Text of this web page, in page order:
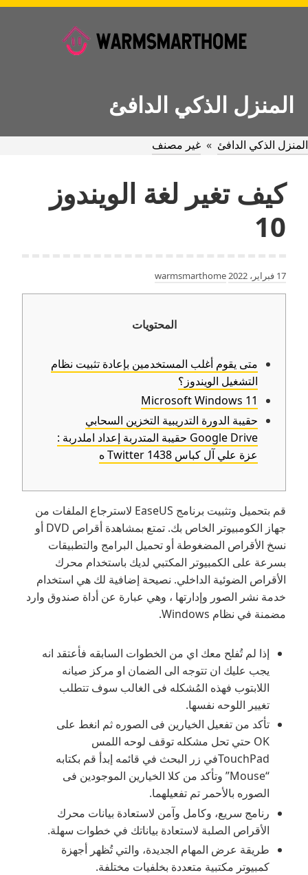
Skip
المنزل الذكي الدافئ
المنزل الذكي الدافئ » غير مصنف
كيف تغير لغة الويندوز
10
17 فبراير، 2022 warmsmarthome
المحتويات
متى يقوم أغلب المستخدمين بإعادة تثبيت نظام
التشغيل الويندوز؟
Microsoft Windows 11
حقيبة الدورة التدريبية التخزين السحابي
Google Drive حقيبة المتدربة إعداد املدربة :
عزة علي آل كباس Twitter 1438 ه
قم بتحميل وتثبيت برنامج EaseUS لاسترجاع الملفات من
جهاز الكومبيوتر الخاص بك. تمتع بمشاهدة أقراص DVD أو
نسخ الأقراص المضغوطة أو تحميل البرامج والتطبيقات
بسرعة على الكمبيوتر المكتبي لديك باستخدام محرك
الأقراص الضوئية الداخلي. نصيحة إضافية لك هي استخدام
خدمة نشر الصور وإدارتها ، وهي عبارة عن أداة صندوق وارد
مضمنة في نظام Windows.
إذا لم تُفلح معك اي من الخطوات السابقه فأعتقد انه
يجب عليك ان تتوجه الى الضمان او مركز صيانه
اللابتوب فهذه المُشكله فى الغالب سوف تتطلب
تغيير اللوحه نفسها.
تأكد من تفعيل الخيارين فى الصوره ثم انغط على
OK حتي تحل مشكله توقف لوحه اللمس
TouchPadفي زر البحث في قائمه إبدأ قم بكتابه
“Mouse” وتأكد من كلا الخيارين الموجودين فى
الصوره بالأحمر تم تفعيلهما.
رنامج سريع، وكامل وآمن لاستعادة بيانات محرك
الأقراص الصلبة لاستعادة بياناتك في خطوات سهلة.
طريقة عرض المهام الجديدة، والتي تُظهر أجهزة
كمبيوتر مكتبية متعددة بخلفيات مختلفة.